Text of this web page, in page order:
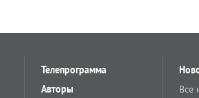
Телепрограмма
Авторы
Все